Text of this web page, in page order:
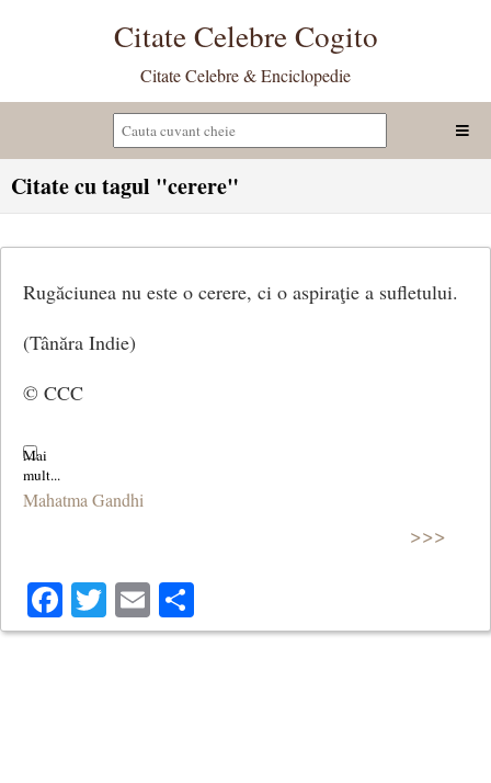
Citate Celebre Cogito
Citate Celebre & Enciclopedie
Citate cu tagul "cerere"
Rugăciunea nu este o cerere, ci o aspiraţie a sufletului.
(Tânăra Indie)
© CCC
Mahatma Gandhi
>>>
Facebook
Twitter
Email